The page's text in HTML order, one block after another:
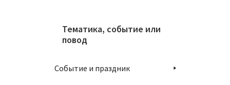
Тематика, событие или
повод
Событие и праздник